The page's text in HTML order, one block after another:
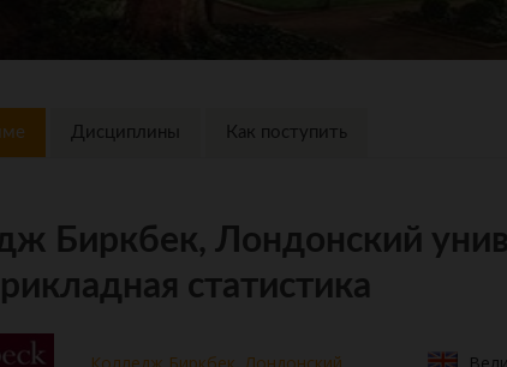
Дисциплины Как поступить
Биркбек, Лондонский
статистика